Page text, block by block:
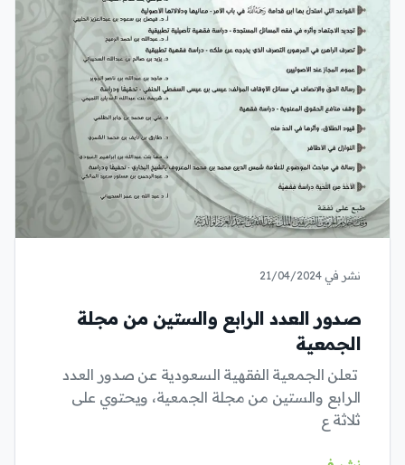
نشر في 21/04/2024
صدور العدد الرابع والستين من مجلة
الجمعية
تعلن الجمعية الفقهية السعودية عن صدور العدد
الرابع والستين من مجلة الجمعية، ويحتوي على
ثلاثة ع